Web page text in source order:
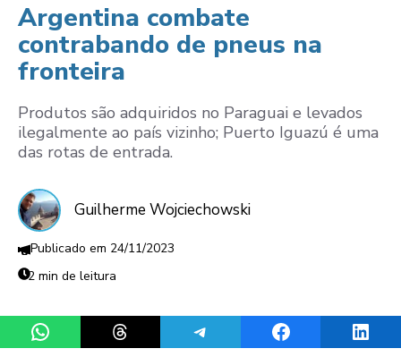
Argentina combate
contrabando de pneus na
fronteira
Produtos são adquiridos no Paraguai e levados
ilegalmente ao país vizinho; Puerto Iguazú é uma
das rotas de entrada.
Guilherme Wojciechowski
24/11/2023
2 min de leitura
Share on WhatsAppShare on ThreadsShare on TelegramShare on Facebook